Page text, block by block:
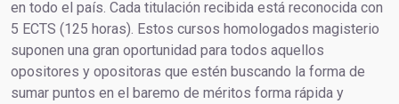
en todo el país. Cada titulación recibida está reconocida con
5 ECTS (125 horas). Estos cursos homologados magisterio
suponen una gran oportunidad para todos aquellos
opositores y opositoras que estén buscando la forma de
sumar puntos en el baremo de méritos forma rápida y